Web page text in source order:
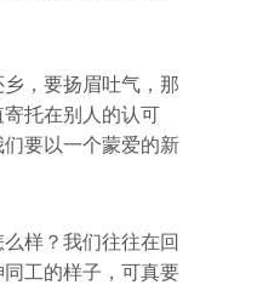
，要扬眉吐气，那
托在别人的认可
要以一个蒙爱的新
样？我们往往在回
工的样子，可真要